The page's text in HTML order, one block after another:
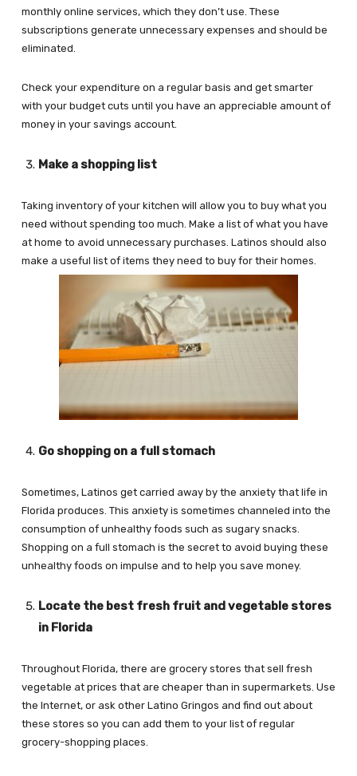
monthly online services, which they don’t use. These
subscriptions generate unnecessary expenses and should be
eliminated.
Check your expenditure on a regular basis and get smarter
with your budget cuts until you have an appreciable amount of
money in your savings account.
Make a shopping list
Taking inventory of your kitchen will allow you to buy what you
need without spending too much. Make a list of what you have
at home to avoid unnecessary purchases. Latinos should also
make a useful list of items they need to buy for their homes.
Go shopping on a full stomach
Sometimes, Latinos get carried away by the anxiety that life in
Florida produces. This anxiety is sometimes channeled into the
consumption of unhealthy foods such as sugary snacks.
Shopping on a full stomach is the secret to avoid buying these
unhealthy foods on impulse and to help you save money.
Locate the best fresh fruit and vegetable stores
in Florida
Throughout Florida, there are grocery stores that sell fresh
vegetable at prices that are cheaper than in supermarkets. Use
the Internet, or ask other Latino Gringos and find out about
these stores so you can add them to your list of regular
grocery-shopping places.